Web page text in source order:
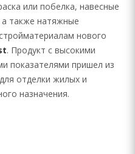
или побелка, навесные
а также натяжные
нового
. Продукт с высокими
показателями пришел из
отделки жилых и
назначения.